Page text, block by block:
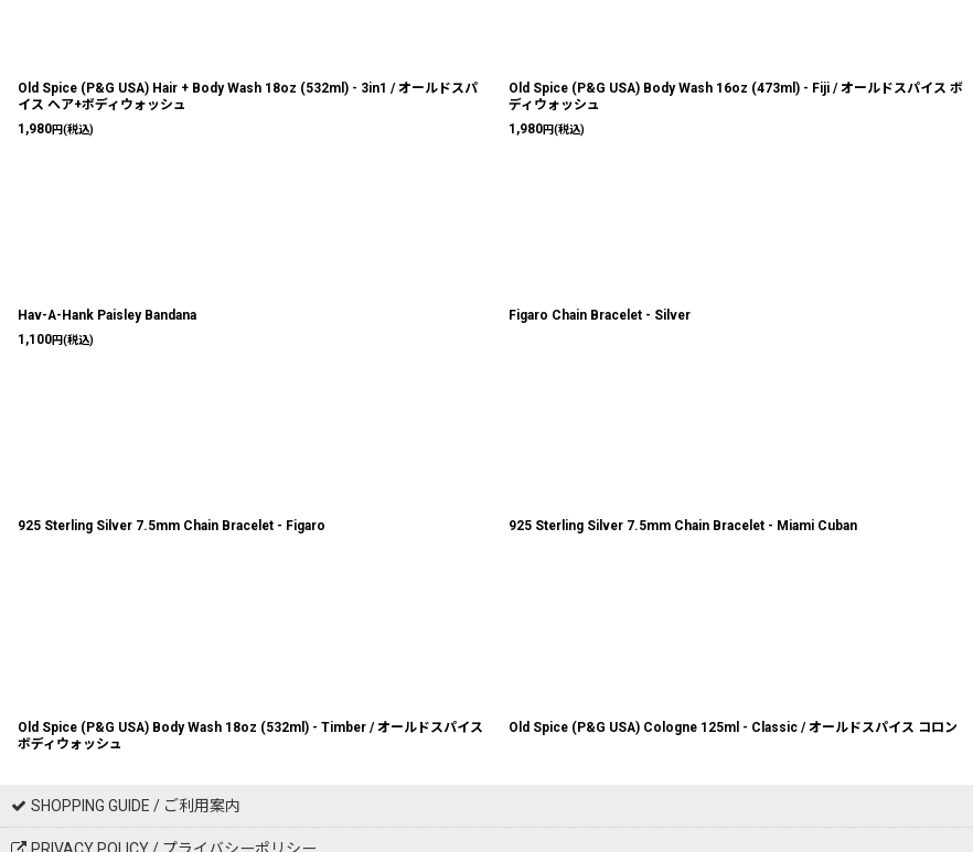
Old Spice (P&G USA) Hair + Body Wash 18oz (532ml) - 3in1 / オールドスパ
イス ヘア+ボディウォッシュ
1,980円(税込)
Old Spice (P&G USA) Body Wash 16oz (473ml) - Fiji / オールドスパイス ボ
ディウォッシュ
1,980円(税込)
Hav-A-Hank Paisley Bandana
1,100円(税込)
Figaro Chain Bracelet - Silver
925 Sterling Silver 7.5mm Chain Bracelet - Figaro 925 Sterling Silver 7.5mm Chain Bracelet - Miami Cuban
Old Spice (P&G USA) Body Wash 18oz (532ml) - Timber / オールドスパイス
ボディウォッシュ
Old Spice (P&G USA) Cologne 125ml - Classic / オールドスパイス コロン
SHOPPING GUIDE / ご利用案内